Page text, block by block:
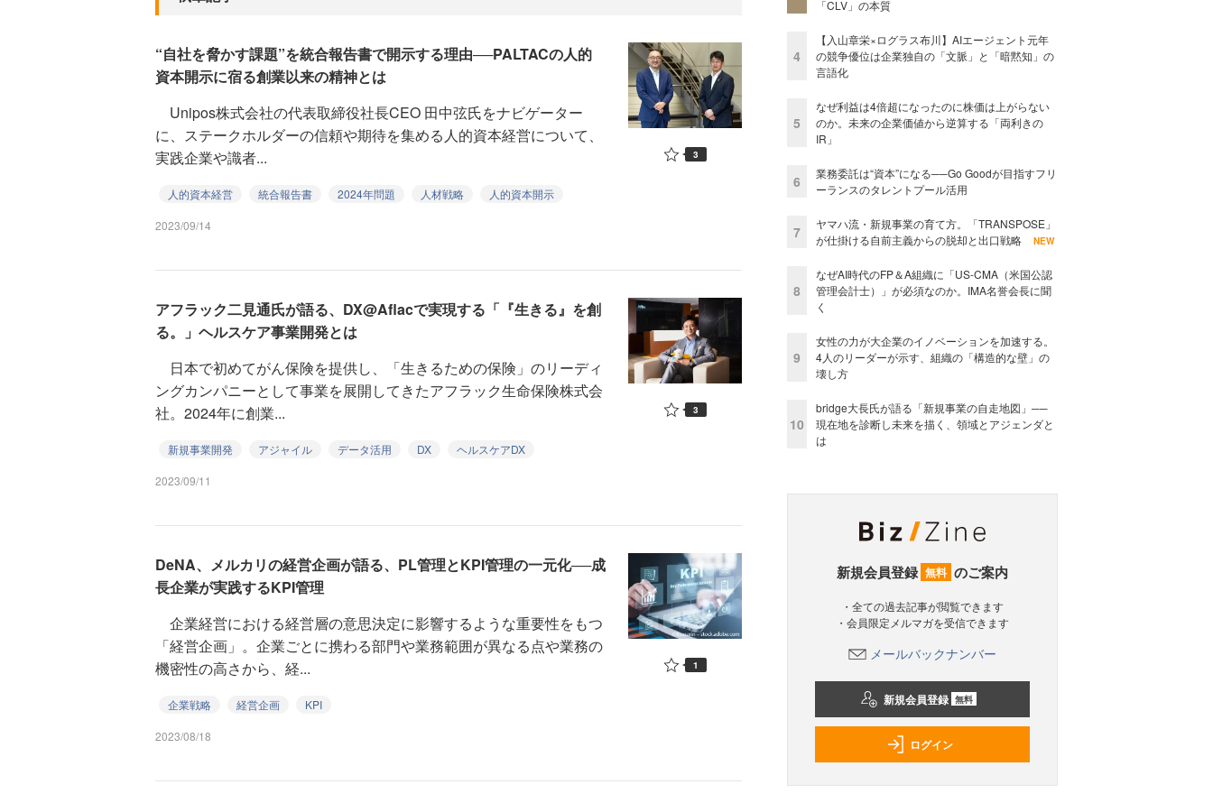
“自社を脅かす課題”を統合報告書で開示する理由──PALTACの人的
資本開示に宿る創業以来の精神とは
Unipos株式会社の代表取締役社長CEO 田中弦氏をナビゲーター
に、ステークホルダーの信頼や期待を集める人的資本経営について、
実践企業や識者...
人的資本経営 統合報告書 2024年問題 人材戦略 人的資本開示
2023/09/14
3
アフラック二見通氏が語る、DX@Aflacで実現する「『生きる』を創
る。」ヘルスケア事業開発とは
日本で初めてがん保険を提供し、「生きるための保険」のリーディ
ングカンパニーとして事業を展開してきたアフラック生命保険株式会
社。2024年に創業...
新規事業開発 アジャイル データ活用 DX ヘルスケアDX
2023/09/11
3
DeNA、メルカリの経営企画が語る、PL管理とKPI管理の一元化──成
長企業が実践するKPI管理
企業経営における経営層の意思決定に影響するような重要性をもつ
「経営企画」。企業ごとに携わる部門や業務範囲が異なる点や業務の
機密性の高さから、経...
企業戦略 経営企画 KPI
2023/08/18
1
「CLV」の本質
4
【入山章栄×ログラス布川】AIエージェント元年
の競争優位は企業独自の「文脈」と「暗黙知」の
言語化
5
なぜ利益は4倍超になったのに株価は上がらない
のか。未来の企業価値から逆算する「両利きの
IR」
6
業務委託は“資本”になる──Go Goodが目指すフリ
ーランスのタレントプール活用
7
ヤマハ流・新規事業の育て方。「TRANSPOSE」
が仕掛ける自前主義からの脱却と出口戦略
NEW
8
なぜAI時代のFP＆A組織に「US-CMA（米国公認
管理会計士）」が必須なのか。IMA名誉会長に聞
く
9
女性の力が大企業のイノベーションを加速する。
4人のリーダーが示す、組織の「構造的な壁」の
壊し方
10
bridge大長氏が語る「新規事業の自走地図」──
現在地を診断し未来を描く、領域とアジェンダと
は
新規会員登録 無料 のご案内
・全ての過去記事が閲覧できます
・会員限定メルマガを受信できます
メールバックナンバー
新規会員登録 無料
ログイン